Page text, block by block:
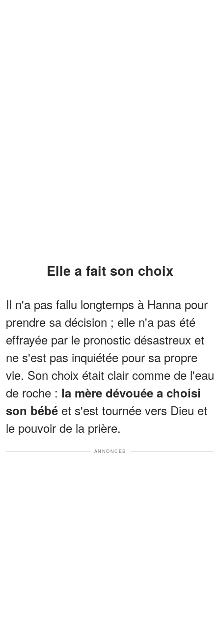
Elle a fait son choix
Il n'a pas fallu longtemps à Hanna pour
prendre sa décision ; elle n'a pas été
effrayée par le pronostic désastreux et
ne s'est pas inquiétée pour sa propre
vie. Son choix était clair comme de l'eau
de roche : la mère dévouée a choisi
son bébé et s'est tournée vers Dieu et
le pouvoir de la prière.
ANNONCES